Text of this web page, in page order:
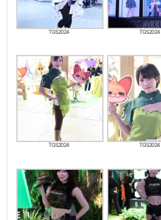
TGS2024 TGS2024
TGS2024 TGS2024